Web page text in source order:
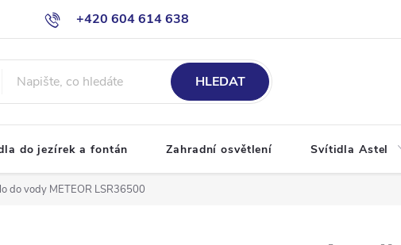
+420 604 614 638
info@bazenove-osvetleni.cz
osobních údajů Odstoupení od smlouvy
HLEDAT
do jezírek a fontán Zahradní osvětlení Svítidla Astel
do vody METEOR LSR36500